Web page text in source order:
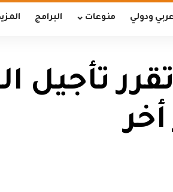
عربي ودولي منوعات البرامج
تأجيل